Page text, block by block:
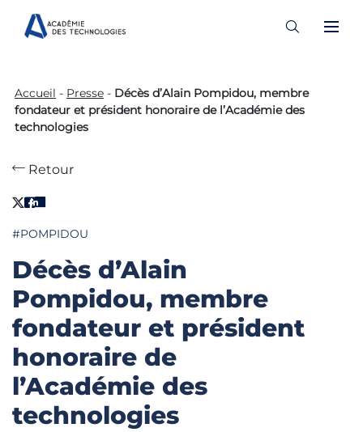
content
Accueil - Presse - Décès d’Alain Pompidou, membre
fondateur et président honoraire de l’Académie des
technologies
Retour
#POMPIDOU
Décès d’Alain
Pompidou, membre
fondateur et président
honoraire de
l’Académie des
technologies